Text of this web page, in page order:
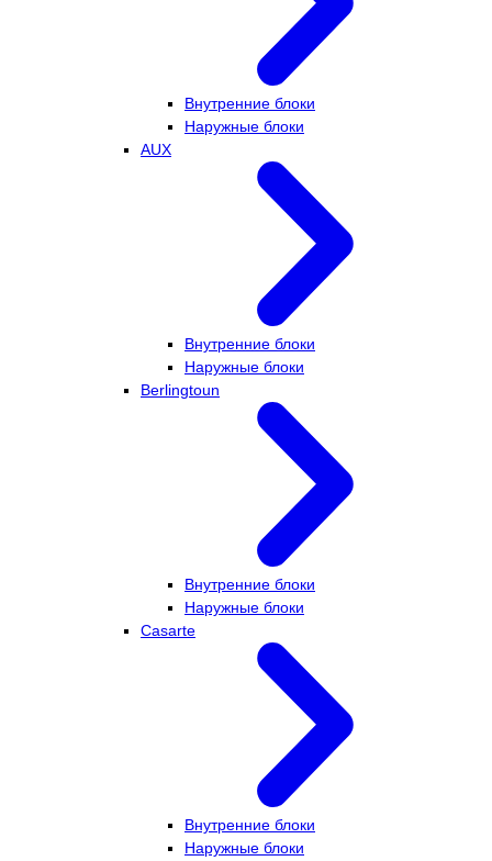
Внутренние блоки
Наружные блоки
AUX
Внутренние блоки
Наружные блоки
Berlingtoun
Внутренние блоки
Наружные блоки
Casarte
Внутренние блоки
Наружные блоки